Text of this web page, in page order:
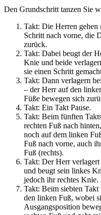
Den Grundschritt tanzen Sie
Takt: Die Herren gehen
Schritt nach vorne, die
zurück.
Takt: Dabei beugt der
Knie und beide
sie einen Schritt
Takt: Dann verlagern
– der Herr auf den
Füße bewegen sich
Takt: Ein Takt Pause.
Takt: Beim fünften
rechten Fuß nach
noch auf dem linken
Fuß nach vorne, auch
Fuß (rechts).
Takt: Der Herr
und beugt sein linkes
jedoch ihr rechtes Knie.
Takt: Beim siebten
den linken Fuß, wobei
Ausgangsposition